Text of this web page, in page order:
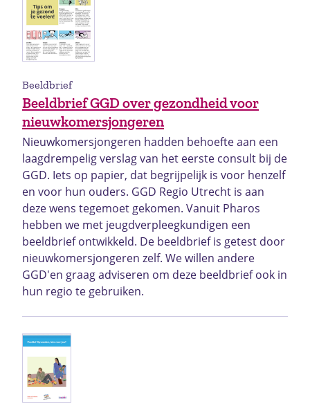
Beeldbrief GGD over gezondheid voor
nieuwkomersjongeren
Beeldbrief
Nieuwkomersjongeren hadden behoefte aan een
laagdrempelig verslag van het eerste consult bij de
GGD. Iets op papier, dat begrijpelijk is voor henzelf
en voor hun ouders. GGD Regio Utrecht is aan
deze wens tegemoet gekomen. Vanuit Pharos
hebben we met jeugdverpleegkundigen een
beeldbrief ontwikkeld. De beeldbrief is getest door
nieuwkomersjongeren zelf. We willen andere
GGD'en graag adviseren om deze beeldbrief ook in
hun regio te gebruiken.